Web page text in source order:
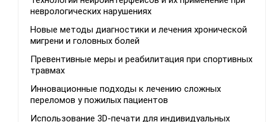
неврологических нарушениях
Новые методы диагностики и лечения хронической
мигрени и головных болей
Превентивные меры и реабилитация при спортивных
травмах
Инновационные подходы к лечению сложных
переломов у пожилых пациентов
Использование 3D-печати для индивидуальных